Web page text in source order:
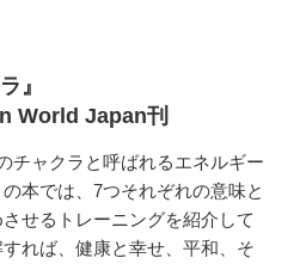
』
World Japan刊
チャクラと呼ばれるエネルギー
本では、7つそれぞれの意味と
せるトレーニングを紹介して
れば、健康と幸せ、平和、そ